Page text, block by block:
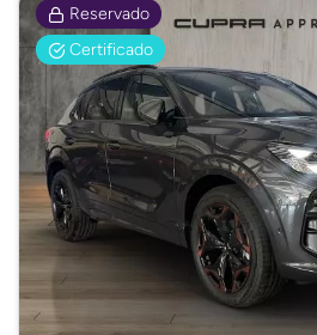
Reservado
Certificado